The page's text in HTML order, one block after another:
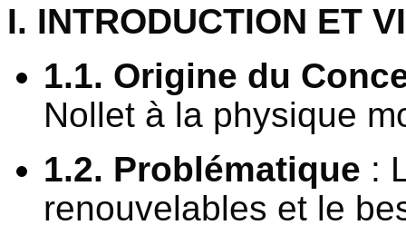
I. INTRODUCTION ET
1.1. Origine du
Nollet à la physique
1.2. Problématique :
renouvelables et le